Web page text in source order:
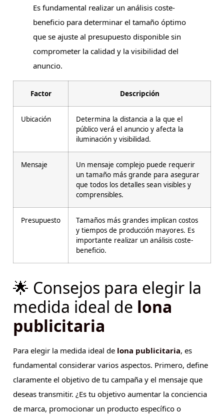
Es fundamental realizar un análisis coste-
beneficio para determinar el tamaño óptimo
que se ajuste al presupuesto disponible sin
comprometer la calidad y la visibilidad del
anuncio.
Factor Descripción
Ubicación
Determina la distancia a la que el
público verá el anuncio y afecta la
iluminación y visibilidad.
Mensaje
Un mensaje complejo puede requerir
un tamaño más grande para asegurar
que todos los detalles sean visibles y
comprensibles.
Presupuesto
Tamaños más grandes implican costos
y tiempos de producción mayores. Es
importante realizar un análisis coste-
beneficio.
🌟 Consejos para elegir la
medida ideal de lona
publicitaria
Para elegir la medida ideal de lona publicitaria, es
fundamental considerar varios aspectos. Primero, define
claramente el objetivo de tu campaña y el mensaje que
deseas transmitir. ¿Es tu objetivo aumentar la conciencia
de marca, promocionar un producto específico o